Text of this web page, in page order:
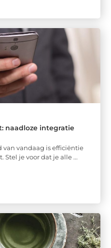
naadloze integratie
vandaag is efficiëntie
je voor dat je alle ...